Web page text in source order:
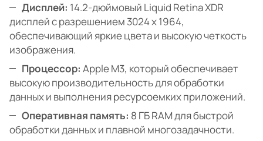
Дисплей: 14.2-дюймовый Liquid Retina XDR
дисплей с разрешением 3024 x 1964,
обеспечивающий яркие цвета и высокую четкость
изображения.
Процессор: Apple M3, который обеспечивает
высокую производительность для обработки
данных и выполнения ресурсоемких приложений.
Оперативная память: 8 ГБ RAM для быстрой
обработки данных и плавной многозадачности.